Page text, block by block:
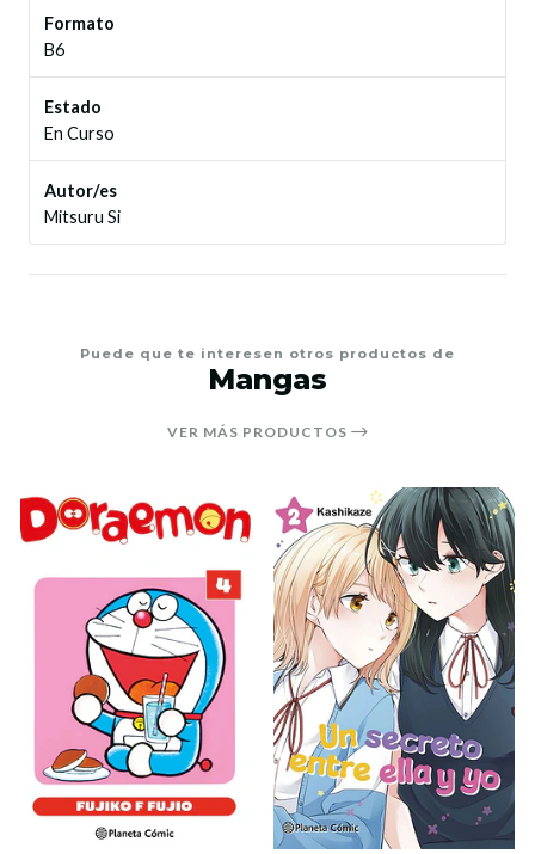
Formato
B6
Estado
En Curso
Autor/es
Mitsuru Si
Puede que te interesen otros productos de
Mangas
VER MÁS PRODUCTOS